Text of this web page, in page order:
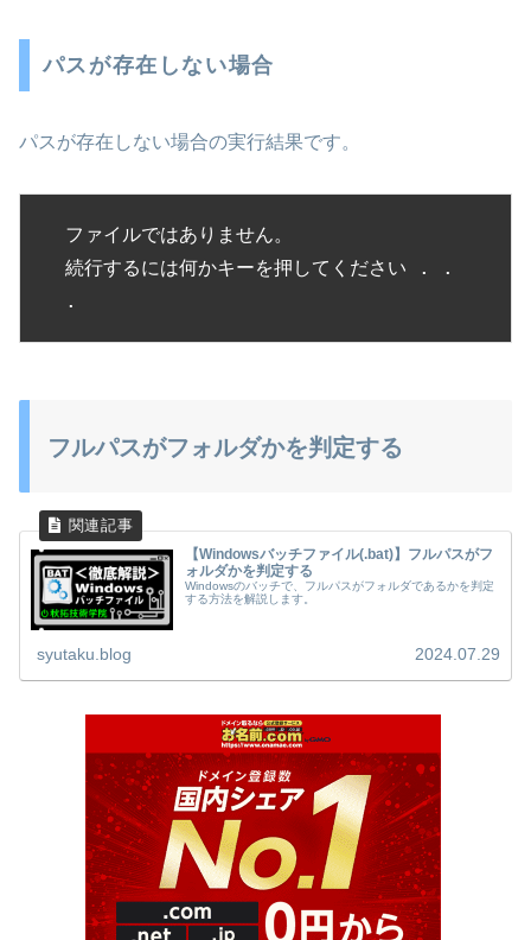
パスが存在しない場合
パスが存在しない場合の実行結果です。
ファイルではありません。
続行するには何かキーを押してください . .
.
フルパスがフォルダかを判定する
【Windowsバッチファイル(.bat)】フルパスがフ
ォルダかを判定する
Windowsのバッチで、フルパスがフォルダであるかを判定
する方法を解説します。
syutaku.blog 2024.07.29